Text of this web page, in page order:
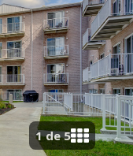
1 de 5